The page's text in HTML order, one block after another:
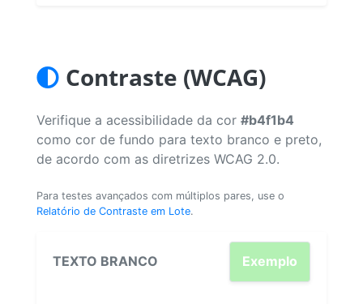
Contraste (WCAG)
Verifique a acessibilidade da cor #b4f1b4
como cor de fundo para texto branco e preto,
de acordo com as diretrizes WCAG 2.0.
Para testes avançados com múltiplos pares, use o
Relatório de Contraste em Lote.
TEXTO BRANCO Exemplo